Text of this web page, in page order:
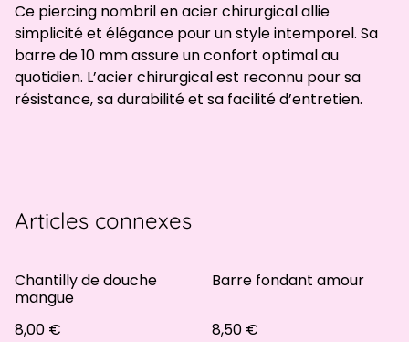
Ce piercing nombril en acier chirurgical allie
simplicité et élégance pour un style intemporel. Sa
barre de 10 mm assure un confort optimal au
quotidien. L’acier chirurgical est reconnu pour sa
résistance, sa durabilité et sa facilité d’entretien.
Articles connexes
Chantilly de douche
mangue
8,00 €
Barre fondant amour
8,50 €